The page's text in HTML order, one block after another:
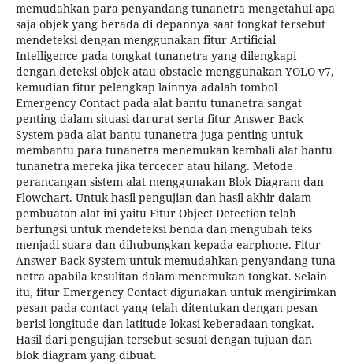
memudahkan para penyandang tunanetra mengetahui apa
saja objek yang berada di depannya saat tongkat tersebut
mendeteksi dengan menggunakan fitur Artificial
Intelligence pada tongkat tunanetra yang dilengkapi
dengan deteksi objek atau obstacle menggunakan YOLO v7,
kemudian fitur pelengkap lainnya adalah tombol
Emergency Contact pada alat bantu tunanetra sangat
penting dalam situasi darurat serta fitur Answer Back
System pada alat bantu tunanetra juga penting untuk
membantu para tunanetra menemukan kembali alat bantu
tunanetra mereka jika tercecer atau hilang. Metode
perancangan sistem alat menggunakan Blok Diagram dan
Flowchart. Untuk hasil pengujian dan hasil akhir dalam
pembuatan alat ini yaitu Fitur Object Detection telah
berfungsi untuk mendeteksi benda dan mengubah teks
menjadi suara dan dihubungkan kepada earphone. Fitur
Answer Back System untuk memudahkan penyandang tuna
netra apabila kesulitan dalam menemukan tongkat. Selain
itu, fitur Emergency Contact digunakan untuk mengirimkan
pesan pada contact yang telah ditentukan dengan pesan
berisi longitude dan latitude lokasi keberadaan tongkat.
Hasil dari pengujian tersebut sesuai dengan tujuan dan
blok diagram yang dibuat.